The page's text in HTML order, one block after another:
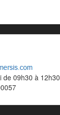
de 09h30 à 12h30